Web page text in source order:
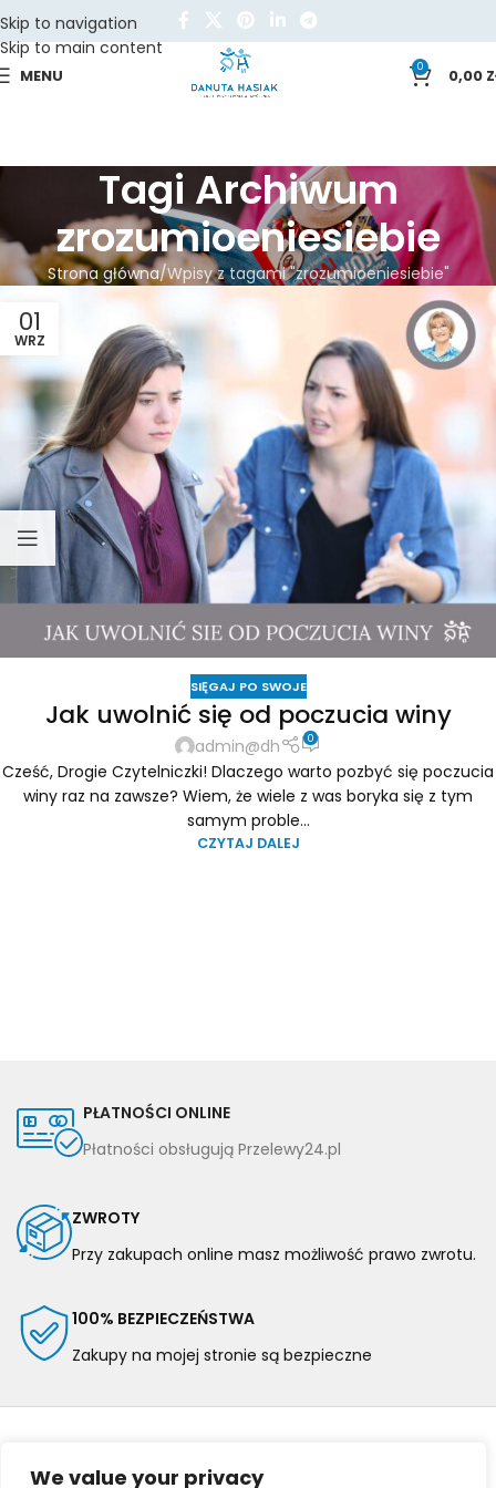
We value your privacy
Skip to navigation
Skip to main content
MENU 0 0,00
Tagi Archiwum
zrozumioeniesiebie
Strona główna Wpisy z tagami "zrozumioeniesiebie"
01
WRZ
SIĘGAJ PO SWOJE
Jak uwolnić się od poczucia winy
admin@dh 0
Cześć, Drogie Czytelniczki! Dlaczego warto pozbyć się poczucia
winy raz na zawsze? Wiem, że wiele z was boryka się z tym
samym proble...
CZYTAJ DALEJ
PŁATNOŚCI ONLINE
Płatności obsługują Przelewy24.pl
ZWROTY
Przy zakupach online masz możliwość prawo zwrotu.
100% BEZPIECZEŃSTWA
Zakupy na mojej stronie są bezpieczne